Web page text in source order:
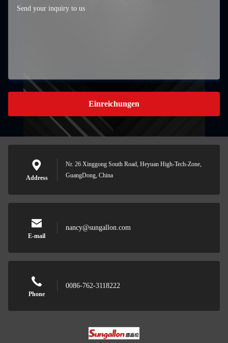
Einreichungen
Address
Nr. 26 Xinggong South Road, Heyuan High-Tech-Zone,
GuangDong, China
E-mail
nancy@sungallon.com
Phone
0086-762-3118222